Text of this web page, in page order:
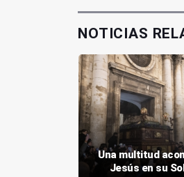
NOTICIAS
Una multitud
Jesús en su